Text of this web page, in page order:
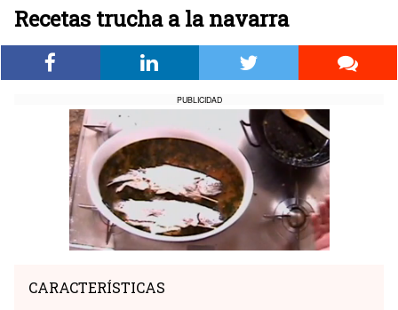
Recetas trucha a la navarra
PUBLICIDAD
CARACTERÍSTICAS